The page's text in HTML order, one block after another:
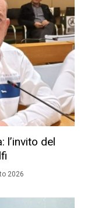
l’invito del
2026